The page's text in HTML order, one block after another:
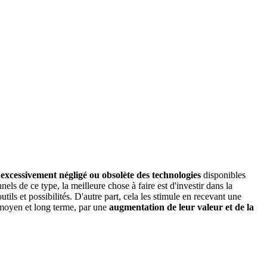
négligé ou obsolète des technologies disponibles
de ce type, la meilleure chose à faire est d'investir dans la
et possibilités. D'autre part, cela les stimule en recevant une
et long terme, par une augmentation de leur valeur et de la